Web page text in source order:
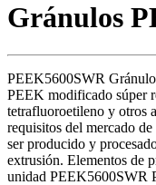
Gránulos
PEEK5600SWR
PEEK modificado súper
tetrafluoroetileno y otros
requisitos del mercado
ser producido y
extrusión. Elementos de
unidad PEEK5600SWR